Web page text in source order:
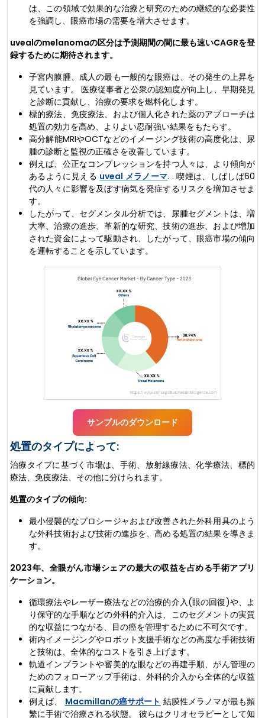
は、この領域で効果的な治療と研究のための継続的な必要性
を強調し、眼癌市場の需要を増大させます。
uvealのmelanomaの区分は予測期間の間に最も速いCAGRを登
録するために期待されます。
子宮内膜腫、成人の最も一般的な眼癌は、その発生の上昇を
見ています。 医療従事者と公衆の認知度が向上し、早期発見
と診断に貢献し、治療の要求を燃料化します。
標的療法、免疫療法、および個人化された薬のアプローチは
処置の効力を高め、よりよい忍耐強い結果をもたらす。
高分解能MRIやOCTなどのイメージング技術の高度化は、尿
腫の診断と監視の正確さを改善しています。
例えば、公正なコンプレッションを持つ人々は、より傾向が
あるように見える uveal メラノーマ. . 喫煙は、しばしば60
代の人々に影響を及ぼす病気を発症するリスクを増加させま
す。
したがって、セグメンタル分析では、尿腫セグメントは、増
大率、治療の進歩、革新的な研究、技術の進歩、および増加
された資金によって駆動され、したがって、眼癌市場の傾向
を運転することを示しています。
サンプルのダウンロード
処置のタイプによって:
治療タイプに基づく市場は、手術、放射線療法、化学療法、標的
療法、免疫療法、その他に分けられます。
処置のタイプの傾向:
最小侵襲的なプロシージャおよび改善された外科用具のよう
な外科技術および技術の進歩を、高める処置の結果を導きま
す。
2023年、全眼がん市場シェアの最大の収益を占める手術アプリ
ケーション。
循環療法やレーザー療法などの治療的介入(眼の回復)や、よ
り保守的な手順などの外科的介入は、このセグメントの実質
的な収益につながる、目の癌を管理するために不可欠です。
術内イメージングやロボット支援手術などの高度な手術技術
と技術は、全体的なコストを引き上げます。
軌道インプラントや審美的な眼などの再建手順、がん管理の
ためのフォローアップ手術は、外科的介入から全体的な収益
に貢献します。
例えば、 Macmillanの癌サポート 結膜性メラノマが最も頻
繁に手術で治療される状態。 彼らはクリオセラピーとして知